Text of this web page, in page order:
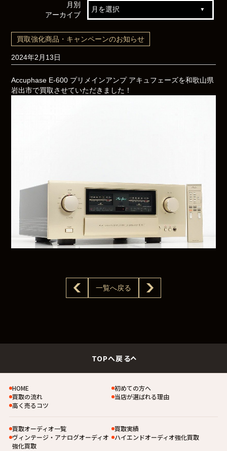
月別
アーカイブ
買取強化商品・キャンペーンのお知らせ
2024年2月13日
Accuphase E-600 プリメインアンプ アキュフェーズを和歌山県
岩出市で買取させていただきました！
一覧へ戻る
TOPへ戻る
HOME
初めての方へ
買取の流れ
当店が選ばれる理由
高く売るコツ
買取オーディオ一覧
買取実績
ヴィンテージ・アナログオーディオ
強化買取
ハイエンドオーディオ強化買取